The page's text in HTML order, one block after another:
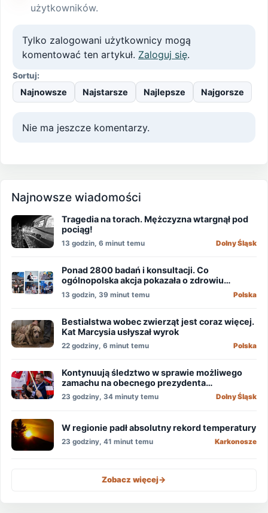
użytkowników.
Tylko zalogowani użytkownicy mogą
komentować ten artykuł. Zaloguj się.
Sortuj:
Najnowsze Najstarsze Najlepsze Najgorsze
Nie ma jeszcze komentarzy.
Najnowsze wiadomości
Tragedia na torach. Mężczyzna wtargnął pod
pociąg!
13 godzin, 6 minut temu Dolny Śląsk
Ponad 2800 badań i konsultacji. Co
ogólnopolska akcja pokazała o zdrowiu
mężczyzn?
13 godzin, 39 minut temu Polska
Bestialstwa wobec zwierząt jest coraz więcej.
Kat Marcysia usłyszał wyrok
22 godziny, 6 minut temu Polska
Kontynuują śledztwo w sprawie możliwego
zamachu na obecnego prezydenta
Nawrockiego
23 godziny, 34 minuty temu Dolny Śląsk
W regionie padł absolutny rekord temperatury
23 godziny, 41 minut temu Karkonosze
Zobacz więcej->